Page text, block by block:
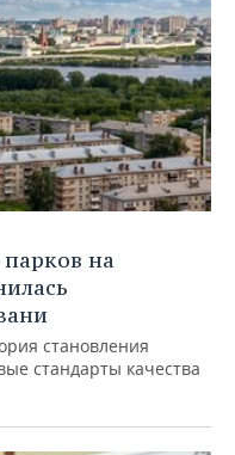
на
становления
стандарты качества